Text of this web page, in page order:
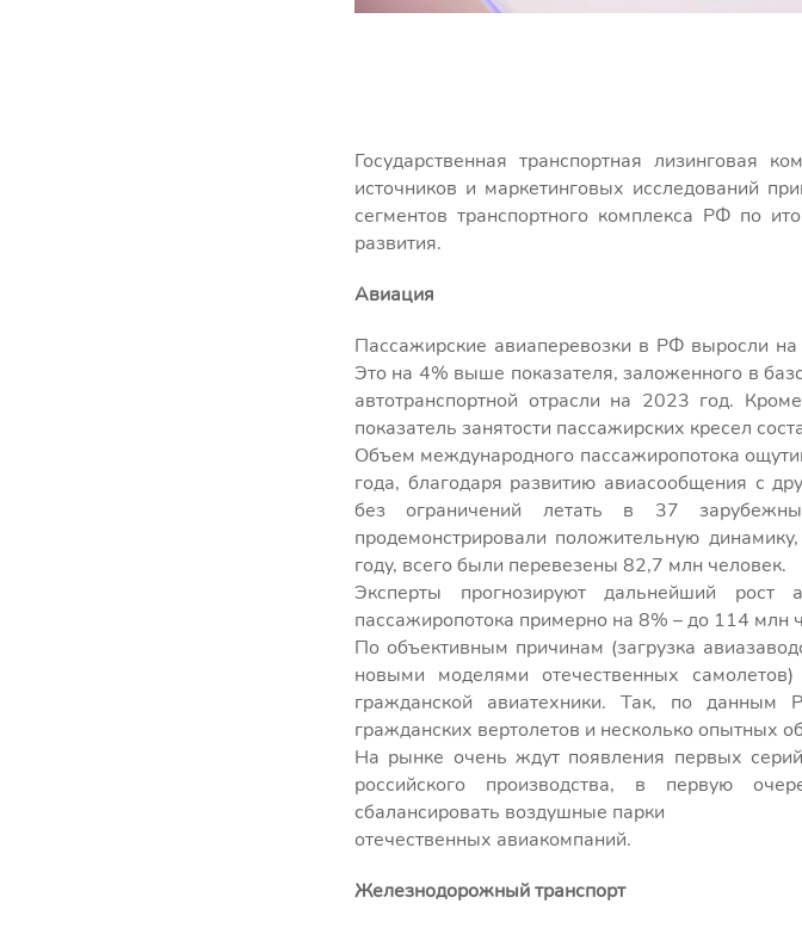
Государственная транспортная лизинговая
источников и маркетинговых исследований
сегментов транспортного комплекса РФ по
развития.
Авиация
Пассажирские авиаперевозки в РФ выросли
Это на 4% выше показателя, заложенного в
автотранспортной отрасли на 2023 год.
показатель занятости пассажирских кресел
Объем международного пассажиропотока
года, благодаря развитию авиасообщения с
без ограничений летать в 37
продемонстрировали положительную
году, всего были перевезены 82,7 млн человек.
Эксперты прогнозируют дальнейший
пассажиропотока примерно на 8% – до 114 млн
По объективным причинам (загрузка
новыми моделями отечественных самолетов)
гражданской авиатехники. Так, по
гражданских вертолетов и несколько опытных
На рынке очень ждут появления первых
российского производства, в первую
сбалансировать воздушные парки
отечественных авиакомпаний.
Железнодорожный транспорт